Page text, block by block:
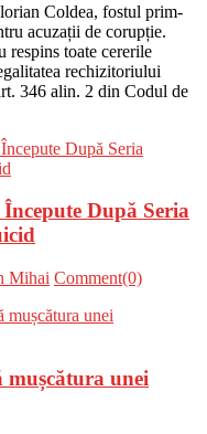
Coldea, fostul prim-
acuzații de corupție.
respins toate cererile
rechizitoriului
346 alin. 2 din Codul de
După Seria
Mihai Comment(0)
mușcătura unei